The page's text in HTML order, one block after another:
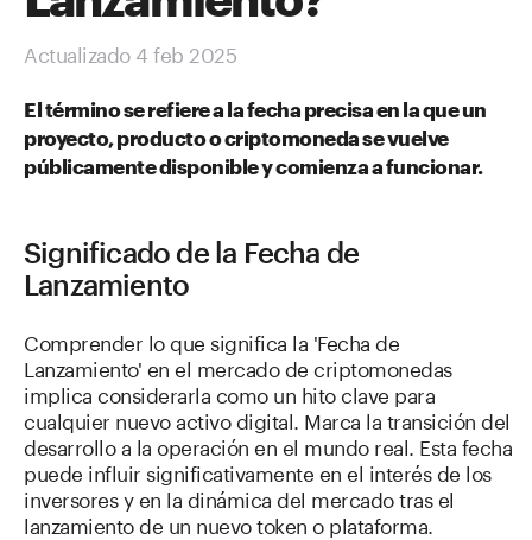
Actualizado 4 feb 2025
El término se refiere a la fecha precisa en la que un
proyecto, producto o criptomoneda se vuelve
públicamente disponible y comienza a funcionar.
Significado de la Fecha de
Lanzamiento
Comprender lo que significa la 'Fecha de
Lanzamiento' en el mercado de criptomonedas
implica considerarla como un hito clave para
cualquier nuevo activo digital. Marca la transición del
desarrollo a la operación en el mundo real. Esta fecha
puede influir significativamente en el interés de los
inversores y en la dinámica del mercado tras el
lanzamiento de un nuevo token o plataforma.